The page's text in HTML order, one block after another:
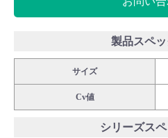
Corporate Blog
製品スペ
サイズ
Cv値
シリーズス